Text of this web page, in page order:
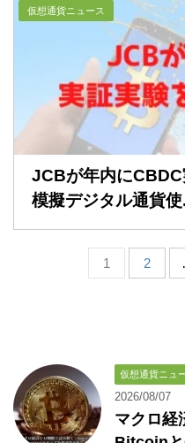
仮想通貨ニュース
JCBが年内に
模擬デジタル通貨使
1 2
仮想通貨ニュ
2026/08/07
マクロ経